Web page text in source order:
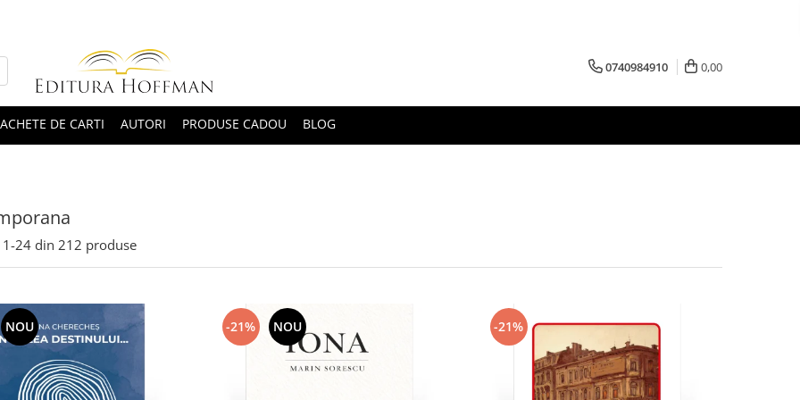
0740984910 0,00
DE CARTI AUTORI PRODUSE CADOU BLOG
1-24 din 212 produse
NOU -21% NOU -21%